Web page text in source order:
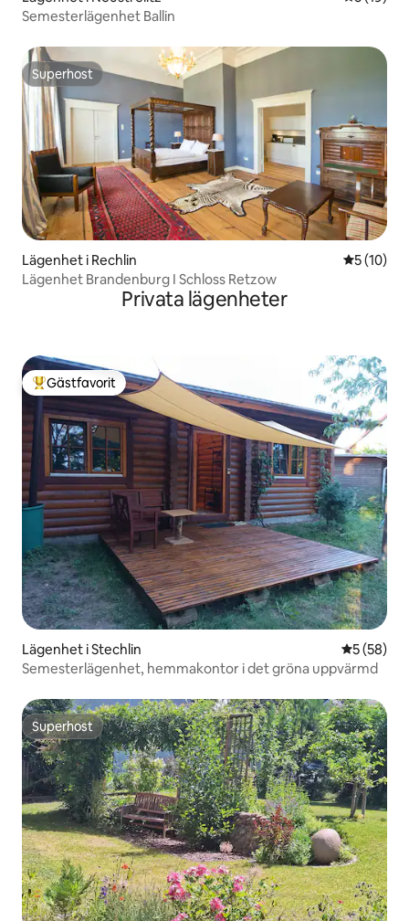
Semesterlägenhet Ballin
Superhost
Superhost
Lägenhet i Rechlin 5 av 5 i
5 (10)
Lägenhet Brandenburg I Schloss Retzow
Privata lägenheter
Populär gästfavorit
Gästfavorit
Lägenhet i Stechlin 5 av 5 i
5 (58)
Semesterlägenhet, hemmakontor i det gröna uppvärmd
Superhost
Superhost